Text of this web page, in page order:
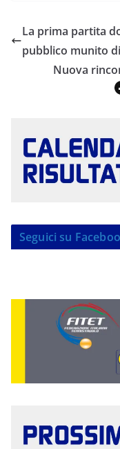
La prima partita
pubblico munito
Nuova
Seguici su